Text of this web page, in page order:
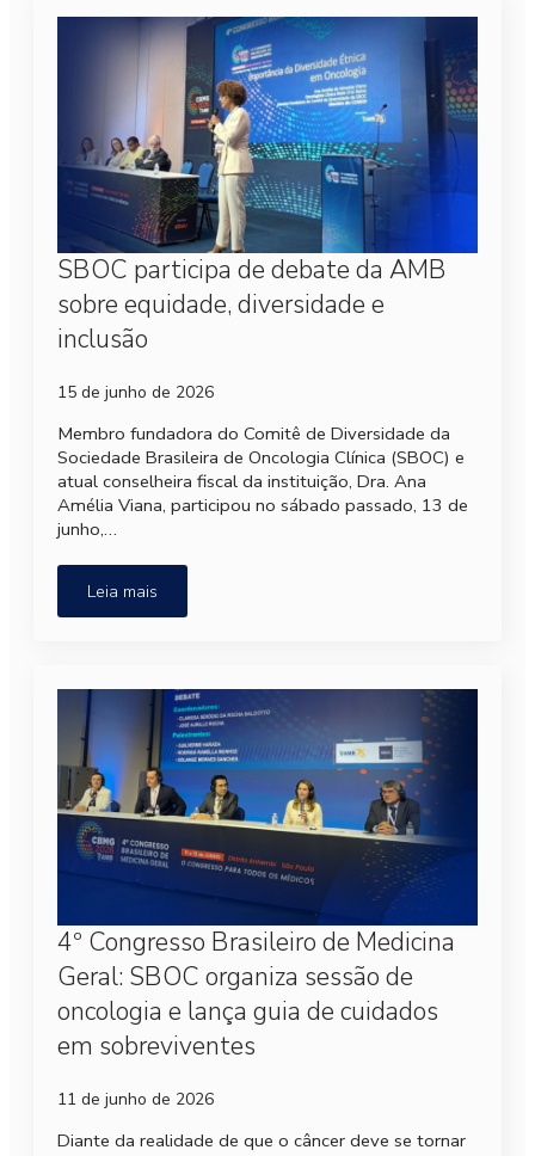
SBOC participa de debate da AMB
sobre equidade, diversidade e
inclusão
15 de junho de 2026
Membro fundadora do Comitê de Diversidade da
Sociedade Brasileira de Oncologia Clínica (SBOC) e
atual conselheira fiscal da instituição, Dra. Ana
Amélia Viana, participou no sábado passado, 13 de
junho,…
Leia mais
4º Congresso Brasileiro de Medicina
Geral: SBOC organiza sessão de
oncologia e lança guia de cuidados
em sobreviventes
11 de junho de 2026
Diante da realidade de que o câncer deve se tornar